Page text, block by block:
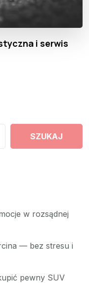
i serwis
SZUKAJ
w rozsądnej
— bez stresu i
pewny SUV